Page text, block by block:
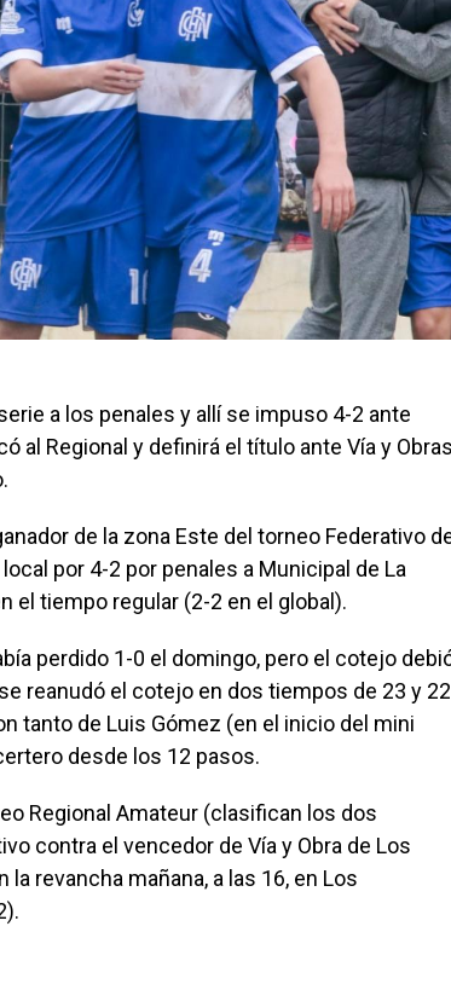
a los penales y allí se impuso 4-2 ante
al Regional y definirá el título ante Vía y Obras
de la zona Este del torneo Federativo
por 4-2 por penales a Municipal de La
el tiempo regular (2-2 en el global).
perdido 1-0 el domingo, pero el cotejo
reanudó el cotejo en dos tiempos de 23 y 22
tanto de Luis Gómez (en el inicio del mini
desde los 12 pasos.
Regional Amateur (clasifican los dos
contra el vencedor de Vía y Obra de Los
revancha mañana, a las 16, en Los